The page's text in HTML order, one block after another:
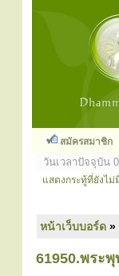
สมัครสมาชิก
วันเวลาปัจจุบัน
แสดงกระทู้ที่ยังไม่
หน้าเว็บบอร์ด »
61950.พระ